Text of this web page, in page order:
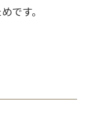
です。